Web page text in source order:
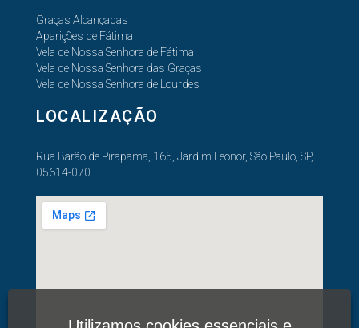
Graças Alcançadas
Aparições de Fátima
Vela de Nossa Senhora de Fátima
Vela de Nossa Senhora das Graças
Vela de Nossa Senhora de Lourdes
LOCALIZAÇÃO
Rua Barão de Pirapama, 165, Jardim Leonor, São Paulo, SP,
05614-070